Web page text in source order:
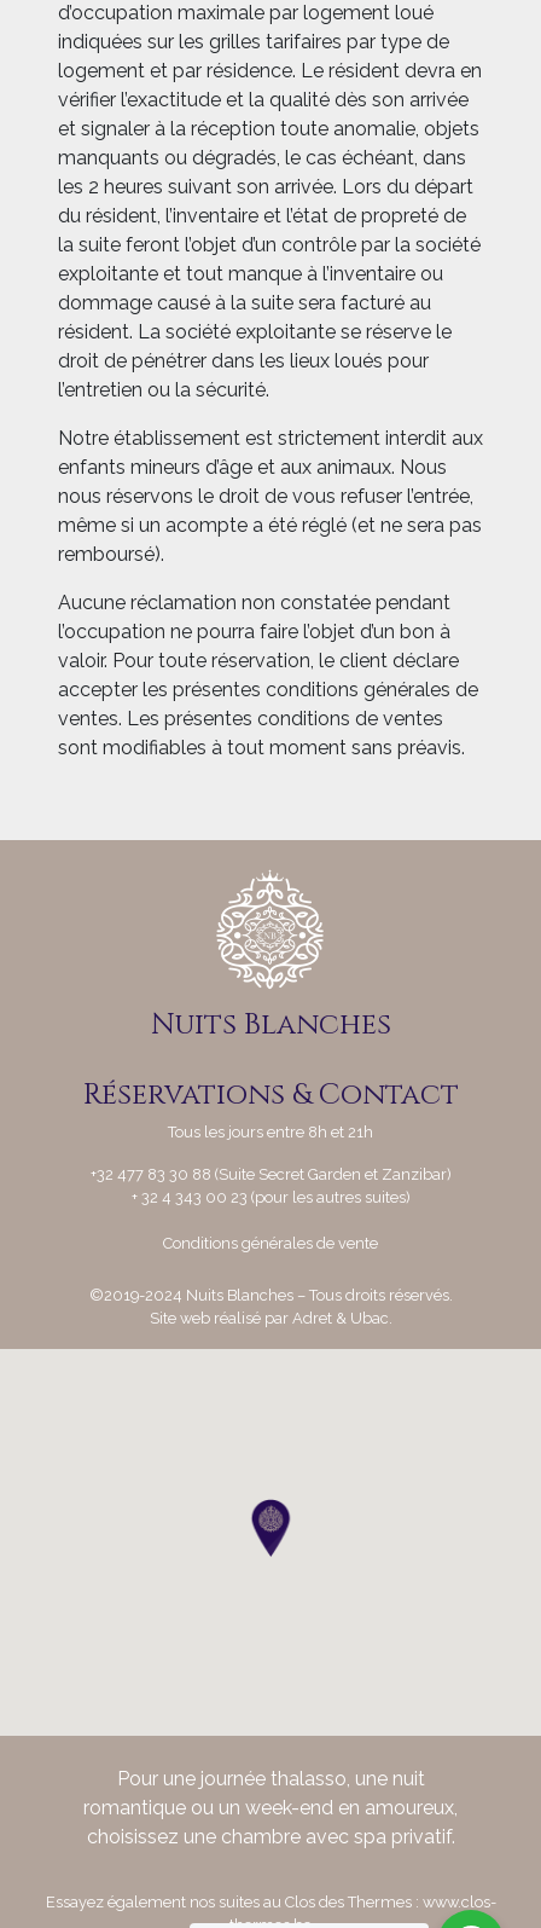
d’occupation maximale par logement loué
indiquées sur les grilles tarifaires par type de
logement et par résidence. Le résident devra en
vérifier l’exactitude et la qualité dès son arrivée
et signaler à la réception toute anomalie, objets
manquants ou dégradés, le cas échéant, dans
les 2 heures suivant son arrivée. Lors du départ
du résident, l’inventaire et l’état de propreté de
la suite feront l’objet d’un contrôle par la société
exploitante et tout manque à l’inventaire ou
dommage causé à la suite sera facturé au
résident. La société exploitante se réserve le
droit de pénétrer dans les lieux loués pour
l’entretien ou la sécurité.
Notre établissement est strictement interdit aux
enfants mineurs d’âge et aux animaux. Nous
nous réservons le droit de vous refuser l’entrée,
même si un acompte a été réglé (et ne sera pas
remboursé).
Aucune réclamation non constatée pendant
l’occupation ne pourra faire l’objet d’un bon à
valoir. Pour toute réservation, le client déclare
accepter les présentes conditions générales de
ventes. Les présentes conditions de ventes
sont modifiables à tout moment sans préavis.
Nuits Blanches
Réservations & Contact
Tous les jours entre 8h et 21h
+32 477 83 30 88 (Suite Secret Garden et Zanzibar)
+ 32 4 343 00 23 (pour les autres suites)
Conditions générales de vente
©2019-2024 Nuits Blanches – Tous droits réservés.
Site web réalisé par Adret & Ubac.
Pour une journée thalasso, une nuit
romantique ou un week-end en amoureux,
choisissez une chambre avec spa privatif.
Essayez également nos suites au Clos des Thermes : www.clos-